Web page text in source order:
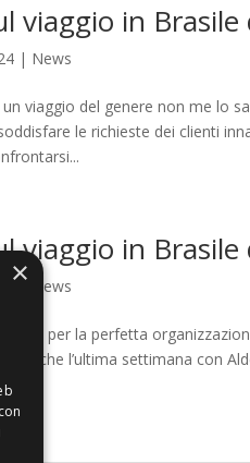
viaggio in
| News
viaggio del genere non me lo
le richieste dei clienti
viaggio in
| News
per la perfetta
(anche l’ultima settimana con
×